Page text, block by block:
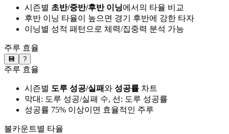
시즌별 초반/중반/후반 이닝에서의 타율 비교
후반 이닝 타율이 높으면 경기 후반에 강한 타자
이닝별 성적 패턴으로 체력/집중력 분석 가능
주루 효율
💾 ?
주루 효율
시즌별 도루 성공/실패와 성공률 차트
막대: 도루 성공/실패 수, 선: 도루 성공률
성공률 75% 이상이면 효율적인 주루
볼카운트별 타율